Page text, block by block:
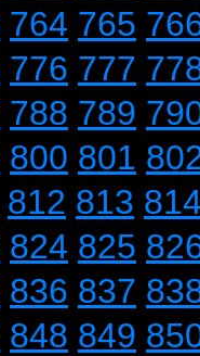
764 765
776 777
788 789
800 801
812 813
824 825
836 837
848 849